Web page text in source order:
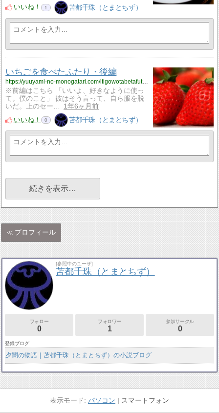
いいね！
1 苫都千珠（とまとちず）
いちごを食べたふたり・後編
https://yuuyami-no-monogatari.com/itigowotabetafutarikou/
※前編はこちら 「いいよ、好きなように使っ
て。僕のこと」 彼はそう言って、自ら服を脱
いだ。上のセー…
1年6ヶ月前
いいね！
0 苫都千珠（とまとちず）
続きを表示…
プロフィール
[参照中のユーザ]
苫都千珠（とまとちず）
フォロー
0
フォロワー
1
参加サークル
0
登録ブログ
夕闇の物語｜苫都千珠（とまとちず）の小説ブログ
パソコン スマートフォン